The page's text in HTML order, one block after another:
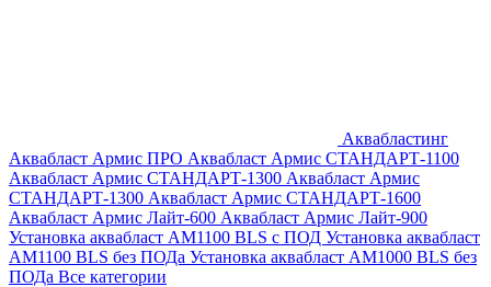
Аквабластинг
Аквабласт Армис ПРО Аквабласт Армис СТАНДАРТ-1100
Аквабласт Армис СТАНДАРТ-1300 Аквабласт Армис
СТАНДАРТ-1300 Аквабласт Армис СТАНДАРТ-1600
Аквабласт Армис Лайт-600 Аквабласт Армис Лайт-900
Установка аквабласт AM1100 BLS с ПОД Установка аквабласт
AM1100 BLS без ПОДа Установка аквабласт AM1000 BLS без
ПОДа Все категории